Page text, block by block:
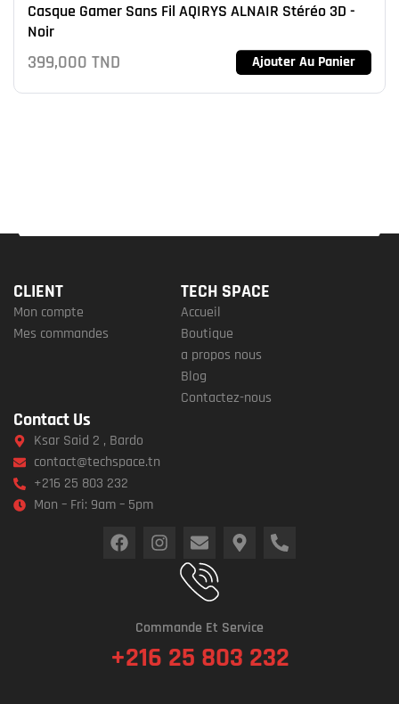
Casque Gamer Sans Fil AQIRYS ALNAIR Stéréo 3D -
Noir
399,000 TND Ajouter Au Panier
CLIENT
Mon compte
Mes commandes
TECH SPACE
Accueil
Boutique
a propos nous
Blog
Contactez-nous
Contact Us
Ksar Said 2 , Bardo
contact@techspace.tn
+216 25 803 232
Mon – Fri: 9am – 5pm
Commande Et Service
+216 25 803 232